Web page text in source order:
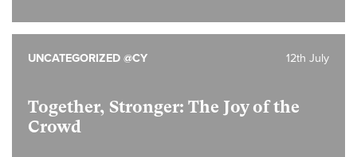
Together, Stronger: The Joy of the
Crowd
12th July
UNCATEGORIZED @CY